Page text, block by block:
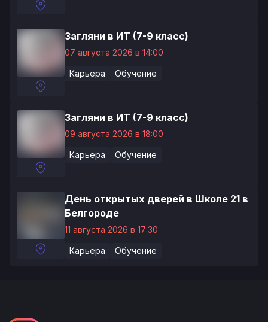
Загляни в ИТ (7-9 класс)
07 августа 2026 в 14:00
Карьера Обучение
Загляни в ИТ (7-9 класс)
09 августа 2026 в 18:00
Карьера Обучение
День открытых дверей в Школе 21 в
Белгороде
11 августа 2026 в 17:30
Карьера Обучение